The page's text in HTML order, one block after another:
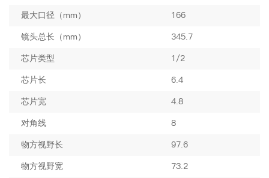
最大口径（mm） 166
镜头总长（mm） 345.7
芯片类型 1/2
芯片长 6.4
芯片宽 4.8
对角线 8
物方视野长 97.6
物方视野宽 73.2